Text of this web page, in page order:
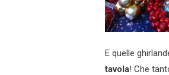
E quelle
tavola! Che